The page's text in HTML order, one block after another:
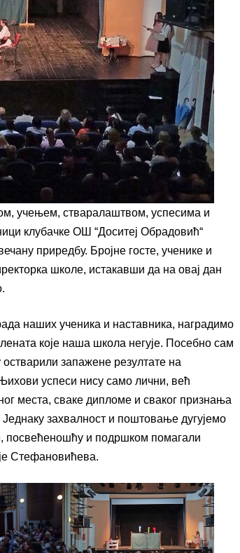
учењем, стваралаштвом, успесима и
клубачке ОШ “Доситеј Обрадовић“
приредбу. Бројне госте, ученике и
школе, истакавши да на овај дан
наших ученика и наставника, наградимо
које наша школа негује. Посебно сам
запажене резултате на
успеси нису само лични, већ
места, сваке дипломе и сваког признања
захвалност и поштовање дугујемо
посвећеношћу и подршком помагали
Стефановићева.